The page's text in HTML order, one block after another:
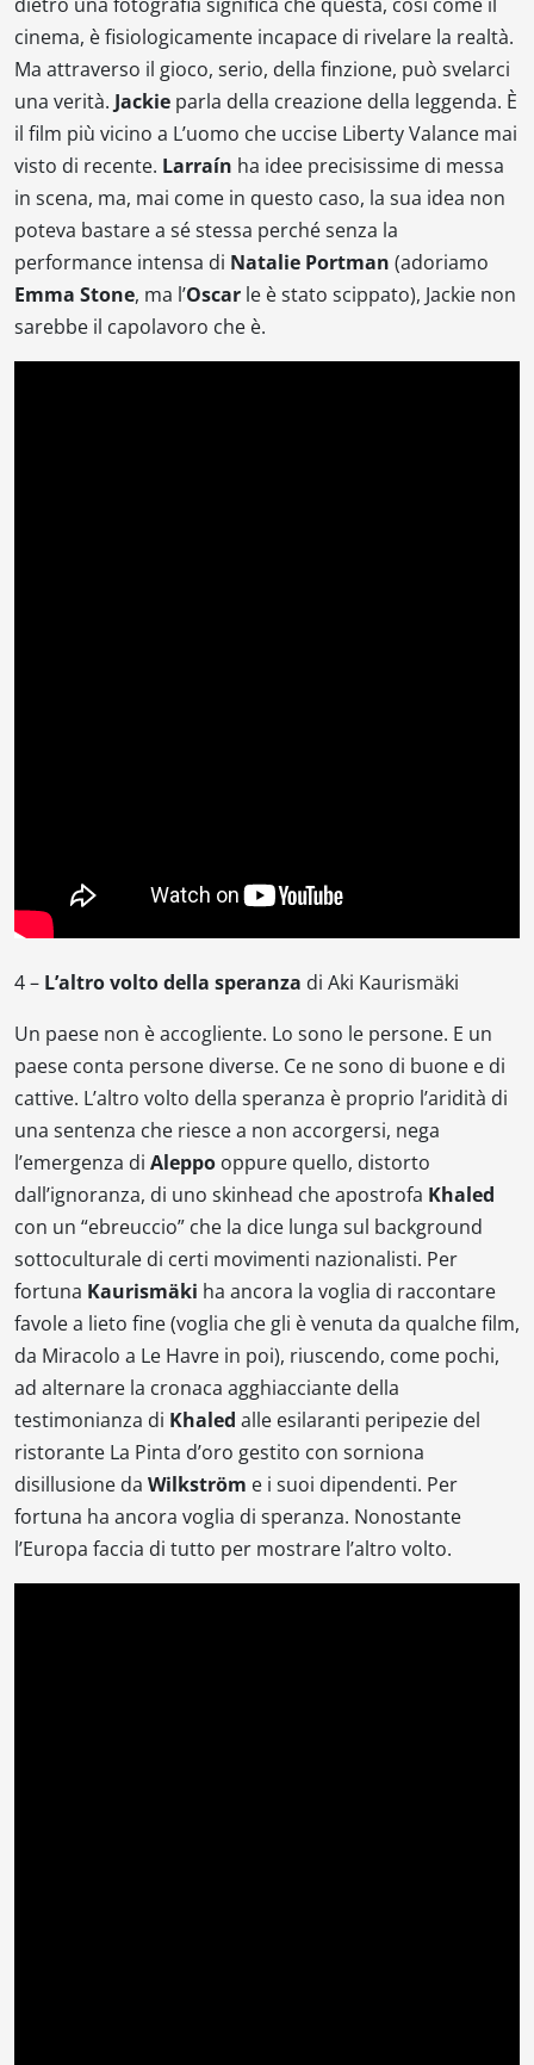
cinema, è fisiologicamente incapace di rivelare la realtà.
Ma attraverso il gioco, serio, della finzione, può svelarci
una verità. Jackie parla della creazione della leggenda. È
il film più vicino a L’uomo che uccise Liberty Valance mai
visto di recente. Larraín ha idee precisissime di messa
in scena, ma, mai come in questo caso, la sua idea non
poteva bastare a sé stessa perché senza la
performance intensa di Natalie Portman (adoriamo
Emma Stone, ma l’Oscar le è stato scippato), Jackie non
sarebbe il capolavoro che è.
4 – L’altro volto della speranza di Aki Kaurismäki
Un paese non è accogliente. Lo sono le persone. E un
paese conta persone diverse. Ce ne sono di buone e di
cattive. L’altro volto della speranza è proprio l’aridità di
una sentenza che riesce a non accorgersi, nega
l’emergenza di Aleppo oppure quello, distorto
dall’ignoranza, di uno skinhead che apostrofa Khaled
con un “ebreuccio” che la dice lunga sul background
sottoculturale di certi movimenti nazionalisti. Per
fortuna Kaurismäki ha ancora la voglia di raccontare
favole a lieto fine (voglia che gli è venuta da qualche film,
da Miracolo a Le Havre in poi), riuscendo, come pochi,
ad alternare la cronaca agghiacciante della
testimonianza di Khaled alle esilaranti peripezie del
ristorante La Pinta d’oro gestito con sorniona
disillusione da Wilkström e i suoi dipendenti. Per
fortuna ha ancora voglia di speranza. Nonostante
l’Europa faccia di tutto per mostrare l’altro volto.